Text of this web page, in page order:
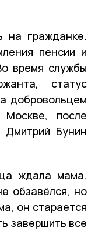
на гражданке.
пенсии и
время службы
статус
добровольцем
после
Дмитрий Бунин
ждала мама.
обзавёлся, но
он старается
завершить все